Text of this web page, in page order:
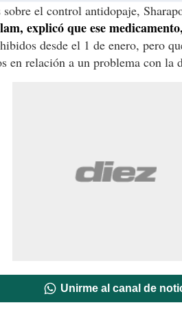
el control antidopaje,
explicó que ese
desde el 1 de enero, pero
en relación a un problema con la
Unirme al canal de